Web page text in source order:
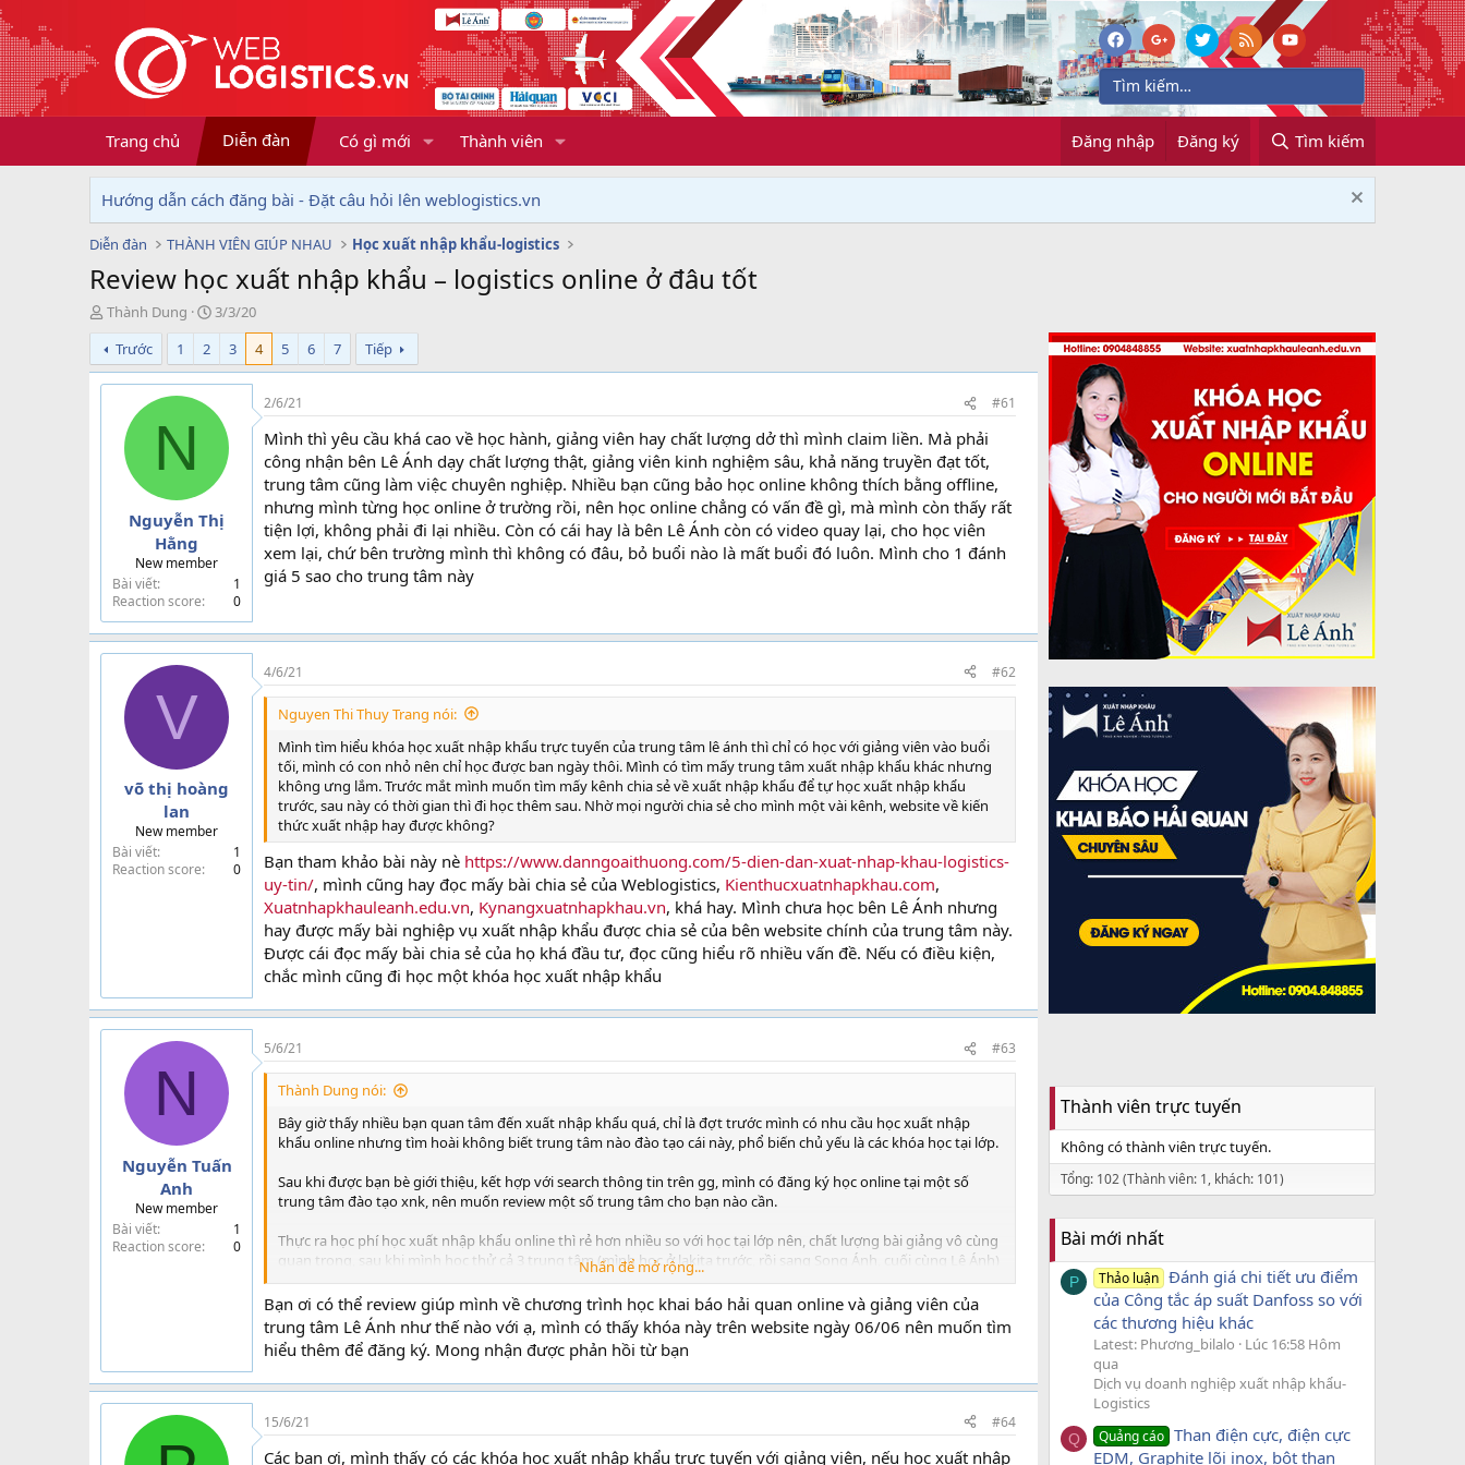
Trang chủ Diễn đàn Có gì mới Thành viên Đăng nhập Đăng ký Tìm kiếm
Hướng dẫn cách đăng bài - Đặt câu hỏi lên weblogistics.vn
Diễn đàn THÀNH VIÊN GIÚP NHAU Học xuất nhập khẩu-logistics
Review học xuất nhập khẩu – logistics online ở đâu tốt
T
h
r
e
a
Thành Dung
N
g
y
g
ử
3/3/20
Trước
1 2 3 4 5 6 7 Tiếp
N
Nguyễn Thị
Hằng
New member
Bài viết
1
Reaction score
0
2/6/21 #61
Mình thì yêu cầu khá cao về học hành, giảng viên hay chất lượng dở thì mình claim liền. Mà phải
công nhận bên Lê Ánh dạy chất lượng thật, giảng viên kinh nghiệm sâu, khả năng truyền đạt tốt,
trung tâm cũng làm việc chuyên nghiệp. Nhiều bạn cũng bảo học online không thích bằng offline,
nhưng mình từng học online ở trường rồi, nên học online chẳng có vấn đề gì, mà mình còn thấy rất
tiện lợi, không phải đi lại nhiều. Còn có cái hay là bên Lê Ánh còn có video quay lại, cho học viên
xem lại, chứ bên trường mình thì không có đâu, bỏ buổi nào là mất buổi đó luôn. Mình cho 1 đánh
giá 5 sao cho trung tâm này
V
võ thị hoàng
lan
New member
Bài viết
1
Reaction score
0
4/6/21 #62
Nguyen Thi Thuy Trang nói:
Mình tìm hiểu khóa học xuất nhập khẩu trực tuyến của trung tâm lê ánh thì chỉ có học với giảng viên vào buổi
tối, mình có con nhỏ nên chỉ học được ban ngày thôi. Mình có tìm mấy trung tâm xuất nhập khẩu khác nhưng
không ưng lắm. Trước mắt mình muốn tìm mấy kênh chia sẻ về xuất nhập khẩu để tự học xuất nhập khẩu
trước, sau này có thời gian thì đi học thêm sau. Nhờ mọi người chia sẻ cho mình một vài kênh, website về kiến
thức xuất nhập hay được không?
Bạn tham khảo bài này nè https://www.danngoaithuong.com/5-dien-dan-xuat-nhap-khau-logistics-
uy-tin/, mình cũng hay đọc mấy bài chia sẻ của Weblogistics, Kienthucxuatnhapkhau.com,
Xuatnhapkhauleanh.edu.vn, Kynangxuatnhapkhau.vn, khá hay. Mình chưa học bên Lê Ánh nhưng
hay được mấy bài nghiệp vụ xuất nhập khẩu được chia sẻ của bên website chính của trung tâm này.
Được cái đọc mấy bài chia sẻ của họ khá đầu tư, đọc cũng hiểu rõ nhiều vấn đề. Nếu có điều kiện,
chắc mình cũng đi học một khóa học xuất nhập khẩu
N
Nguyễn Tuấn
Anh
New member
Bài viết
1
Reaction score
0
5/6/21 #63
Thành Dung nói:
Bây giờ thấy nhiều bạn quan tâm đến xuất nhập khẩu quá, chỉ là đợt trước mình có nhu cầu học xuất nhập
khẩu online nhưng tìm hoài không biết trung tâm nào đào tạo cái này, phổ biến chủ yếu là các khóa học tại lớp.
Sau khi được bạn bè giới thiệu, kết hợp với search thông tin trên gg, mình có đăng ký học online tại một số
trung tâm đào tạo xnk, nên muốn review một số trung tâm cho bạn nào cần.
Thực ra học phí học xuất nhập khẩu online thì rẻ hơn nhiều so với học tại lớp nên, chất lượng bài giảng vô cùng
quan trọng, sau khi mình học thử cả 3 trung tâm (mình học ở lakita trước, rồi sang Song Ánh, cuối cùng Lê Ánh)
mình đánh giá về các trung tâm này như thế này.
1.Trung tâm Lê Ánh
Trước mình có tìm hiểu về trung tâm này thì mình chỉ thấy mạnh về xuất nhập khẩu – logistics thực tế, nhưng
có bà chị giới thiệu thì mới biết bên này có dạy online xnk.
Trong 3 nơi mình học thì thấy chỗ này chất lượng ổn nhất, họ có kinh nghiệm dạy nhiều tại lớp thực tế rồi, nên
bài giảng sát với công việc nhất. Với những thông tư nghị định mới nhất, rồi quy trình mình làm hàng hóa, vận
Nhấn để mở rộng...
Bạn ơi có thể review giúp mình về chương trình học khai báo hải quan online và giảng viên của
trung tâm Lê Ánh như thế nào với ạ, mình có thấy khóa này trên website ngày 06/06 nên muốn tìm
hiểu thêm để đăng ký. Mong nhận được phản hồi từ bạn
15/6/21 #64
Các bạn ơi, mình thấy có các khóa học xuất nhập khẩu trực tuyến với giảng viên, nếu học xuất nhập
Thành viên trực tuyến
Không có thành viên trực tuyến.
Tổng: 102 (Thành viên: 1, khách: 101)
Bài mới nhất
P Thảo luận Đánh giá chi tiết ưu điểm
của Công tắc áp suất Danfoss so với
các thương hiệu khác
Latest: Phương_bilalo
Lúc 16:58 Hôm
qua
Dịch vụ doanh nghiệp xuất nhập khẩu-
Logistics
Q Quảng cáo Than điện cực, điện cực
EDM, Graphite lõi inox, bột than